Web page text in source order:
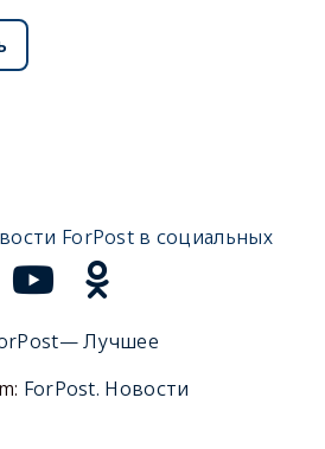
ForPost в социальных
Лучшее
ForPost. Новости